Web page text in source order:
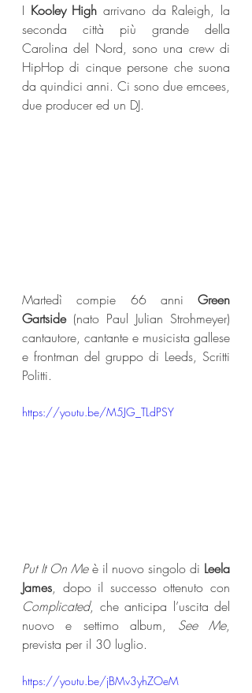
I Kooley High arrivano da Raleigh, la
seconda città più grande della
Carolina del Nord, sono una crew di
HipHop di cinque persone che suona
da quindici anni. Ci sono due emcees,
due producer ed un DJ.
Martedì compie 66 anni Green
Gartside (nato Paul Julian Strohmeyer)
cantautore, cantante e musicista gallese
e frontman del gruppo di Leeds, Scritti
Politti.
https://youtu.be/M5JG_TLdPSY
Put It On Me è il nuovo singolo di Leela
James
Complicated, che anticipa l’uscita del
nuovo e settimo album, See Me,
prevista per il 30 luglio.
https://youtu.be/jBMv3yhZOeM